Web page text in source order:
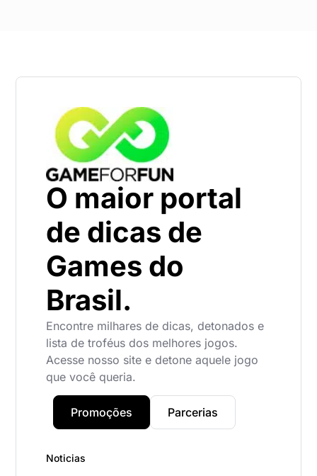
O maior portal
de dicas de
Games do
Brasil.
Encontre milhares de dicas, detonados e
lista de troféus dos melhores jogos.
Acesse nosso site e detone aquele jogo
que você queria.
Promoções Parcerias
Noticias